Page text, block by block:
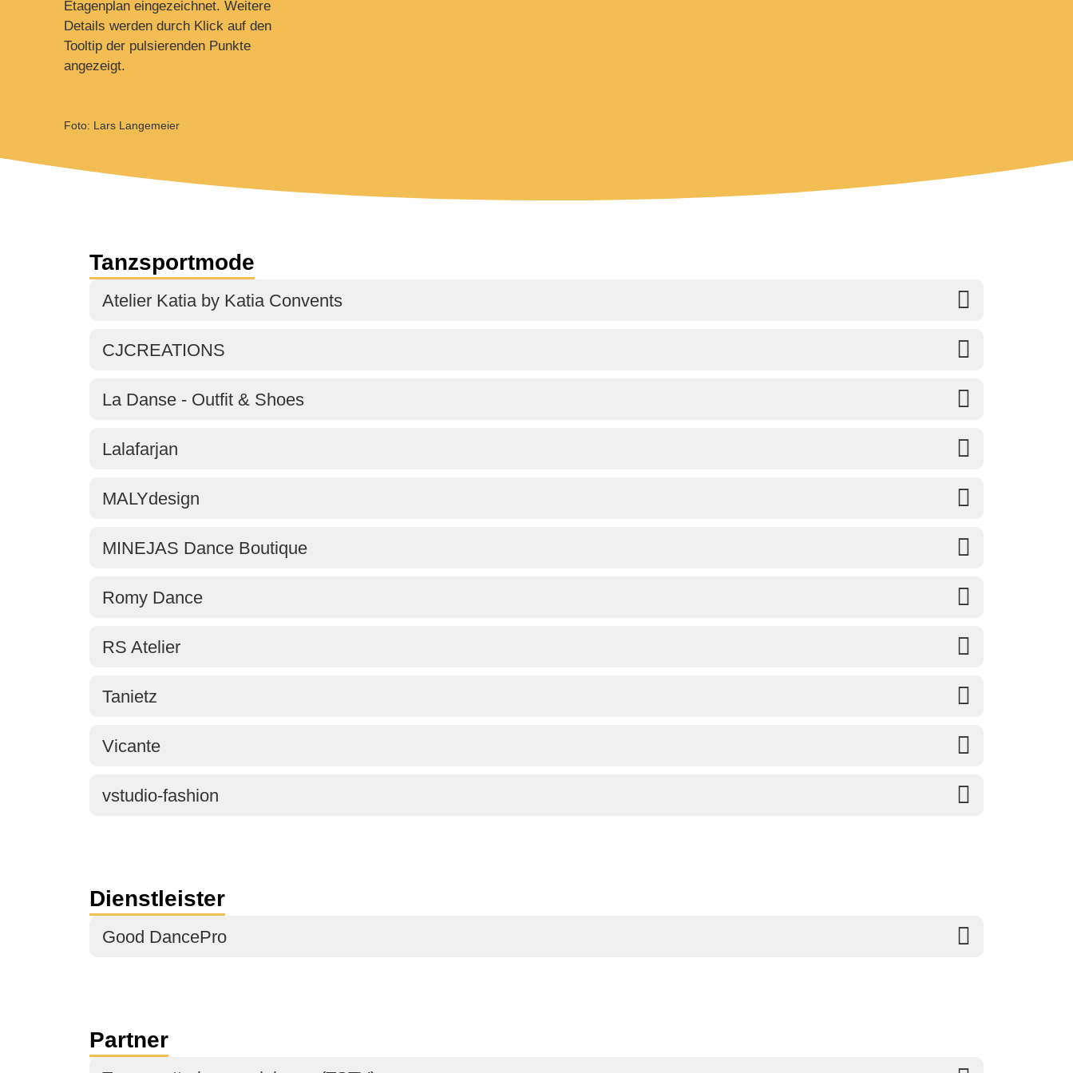
Etagenplan eingezeichnet. Weitere
Details werden durch Klick auf den
Tooltip der pulsierenden Punkte
angezeigt.
Foto: Lars Langemeier
Tanzsportmode
Atelier Katia by Katia Convents
CJCREATIONS
La Danse - Outfit & Shoes
Lalafarjan
MALYdesign
MINEJAS Dance Boutique
Romy Dance
RS Atelier
Tanietz
Vicante
vstudio-fashion
Dienstleister
Good DancePro
Partner